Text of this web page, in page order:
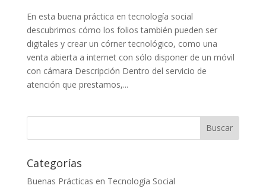
En esta buena práctica en tecnología social
descubrimos cómo los folios también pueden ser
digitales y crear un córner tecnológico, como una
venta abierta a internet con sólo disponer de un móvil
con cámara Descripción Dentro del servicio de
atención que prestamos,...
Categorías
Buenas Prácticas en Tecnología Social